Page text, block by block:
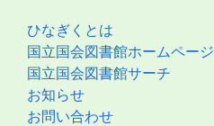
ひなぎくとは
国立国会図書館ホームページ
国立国会図書館サーチ
お知らせ
お問い合わせ